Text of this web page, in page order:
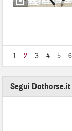
1 2 3 4 5 6
Segui